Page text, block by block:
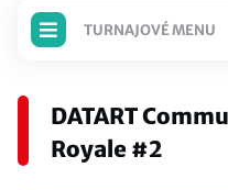
TURNAJOVÉ MENU
Detail turnaje
DATART
Royale #2